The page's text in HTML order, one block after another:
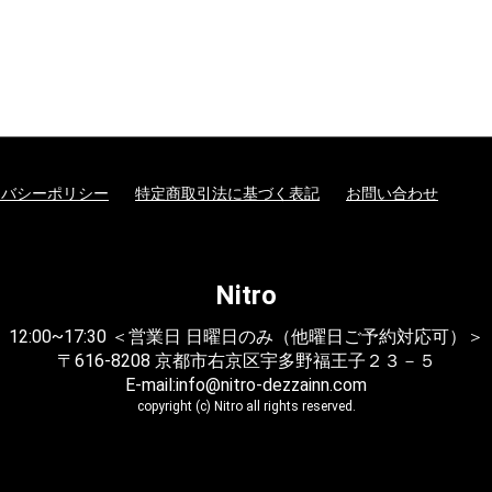
シーポリシー 特定商取引法に基づく表記 お問い合わせ
Nitro
12:00~17:30 ＜営業日 日曜日のみ（他曜日ご予約対応可）＞
〒616-8208 京都市右京区宇多野福王子２３－５
E-mail:info@nitro-dezzainn.com
copyright (c) Nitro all rights reserved.